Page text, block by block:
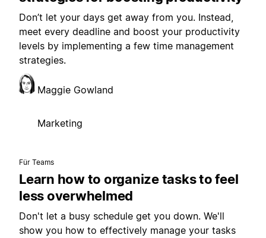
Don’t let your days get away from you. Instead,
meet every deadline and boost your productivity
levels by implementing a few time management
strategies.
Maggie Gowland
Marketing
Für Teams
Learn how to organize tasks to feel
less overwhelmed
Don't let a busy schedule get you down. We'll
show you how to effectively manage your tasks